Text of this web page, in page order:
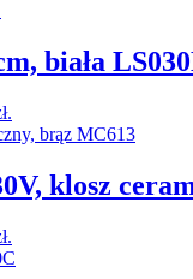
biała
klosz